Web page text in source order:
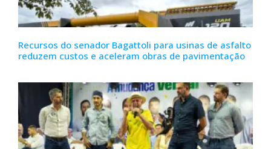
Recursos do senador Bagattoli para usinas de asfalto
reduzem custos e aceleram obras de pavimentação